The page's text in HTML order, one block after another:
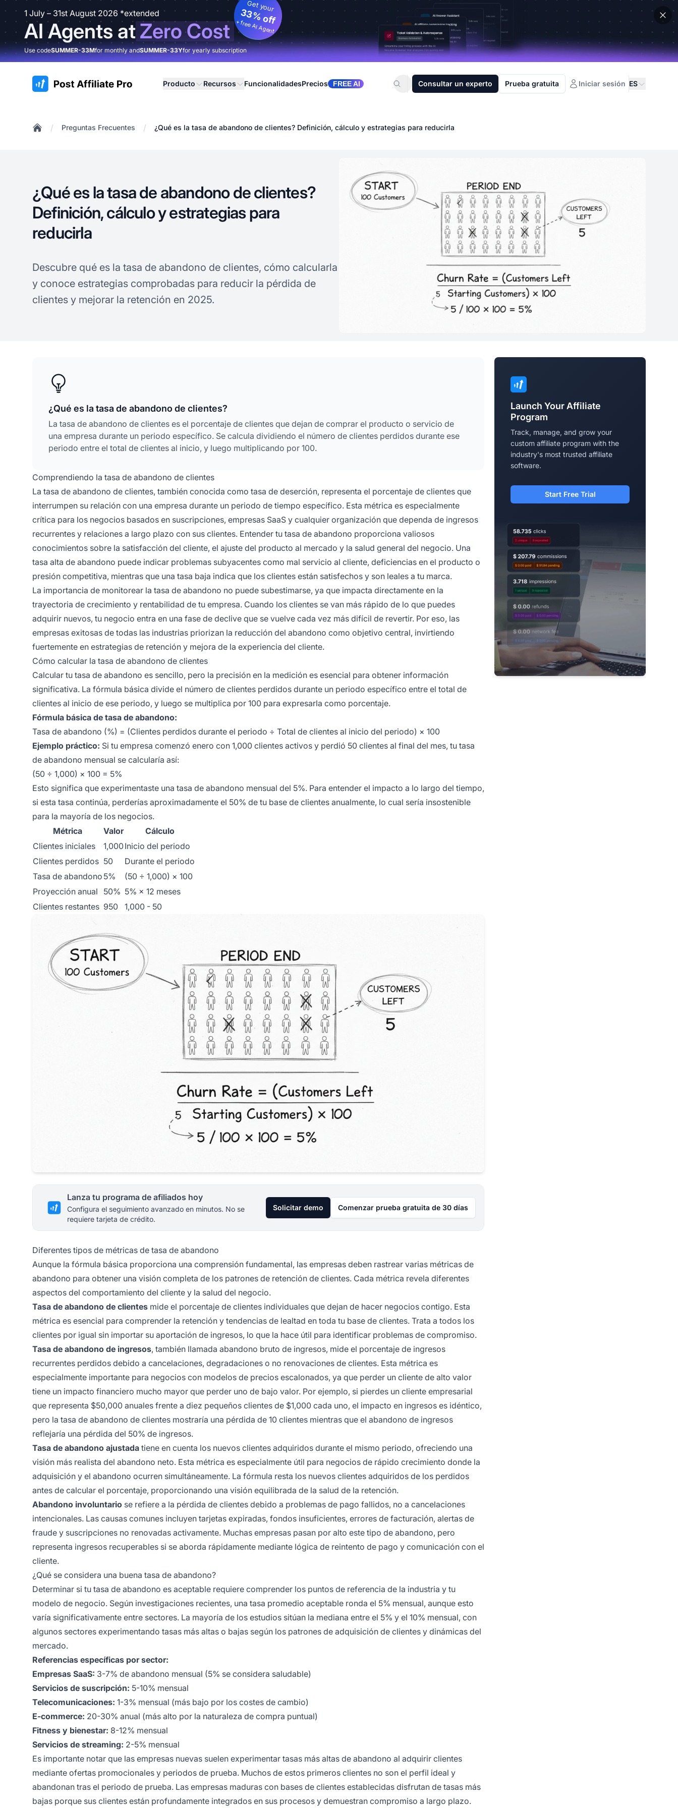
1 July – 31st August 2026 *extended
AI Agents atZero Cost
Get your
33% off
+ free AI Agent
Use codeSUMMER-33Mfor monthly andSUMMER-33Yfor yearly subscription
:site.title Producto Recursos FuncionalidadesPrecios FREE AI Consultar un experto Prueba gratuita Iniciar sesión ES
/ Preguntas Frecuentes / ¿Qué es la tasa de abandono de clientes? Definición, cálculo y estrategias para reducirla
¿Qué es la tasa de abandono de clientes?
Definición, cálculo y estrategias para
reducirla
Descubre qué es la tasa de abandono de clientes, cómo calcularla
y conoce estrategias comprobadas para reducir la pérdida de
clientes y mejorar la retención en 2025.
¿Qué es la tasa de abandono de clientes?
La tasa de abandono de clientes es el porcentaje de clientes que dejan de comprar el producto o servicio de
una empresa durante un periodo específico. Se calcula dividiendo el número de clientes perdidos durante ese
periodo entre el total de clientes al inicio, y luego multiplicando por 100.
Comprendiendo la tasa de abandono de clientes
La tasa de abandono de clientes, también conocida como tasa de deserción, representa el porcentaje de clientes que
interrumpen su relación con una empresa durante un periodo de tiempo específico. Esta métrica es especialmente
crítica para los negocios basados en suscripciones, empresas SaaS y cualquier organización que dependa de ingresos
recurrentes y relaciones a largo plazo con sus clientes. Entender tu tasa de abandono proporciona valiosos
conocimientos sobre la satisfacción del cliente, el ajuste del producto al mercado y la salud general del negocio. Una
tasa alta de abandono puede indicar problemas subyacentes como mal servicio al cliente, deficiencias en el producto o
presión competitiva, mientras que una tasa baja indica que los clientes están satisfechos y son leales a tu marca.
La importancia de monitorear la tasa de abandono no puede subestimarse, ya que impacta directamente en la
trayectoria de crecimiento y rentabilidad de tu empresa. Cuando los clientes se van más rápido de lo que puedes
adquirir nuevos, tu negocio entra en una fase de declive que se vuelve cada vez más difícil de revertir. Por eso, las
empresas exitosas de todas las industrias priorizan la reducción del abandono como objetivo central, invirtiendo
fuertemente en estrategias de retención y mejora de la experiencia del cliente.
Cómo calcular la tasa de abandono de clientes
Calcular tu tasa de abandono es sencillo, pero la precisión en la medición es esencial para obtener información
significativa. La fórmula básica divide el número de clientes perdidos durante un periodo específico entre el total de
clientes al inicio de ese periodo, y luego se multiplica por 100 para expresarla como porcentaje.
Fórmula básica de tasa de abandono:
Tasa de abandono (%) = (Clientes perdidos durante el periodo ÷ Total de clientes al inicio del periodo) × 100
Ejemplo práctico: Si tu empresa comenzó enero con 1,000 clientes activos y perdió 50 clientes al final del mes, tu tasa
de abandono mensual se calcularía así:
(50 ÷ 1,000) × 100 = 5%
Esto significa que experimentaste una tasa de abandono mensual del 5%. Para entender el impacto a lo largo del tiempo,
si esta tasa continúa, perderías aproximadamente el 50% de tu base de clientes anualmente, lo cual sería insostenible
para la mayoría de los negocios.
Métrica
Valor
Cálculo
Clientes iniciales
1,000 Inicio del periodo
Clientes perdidos 50
Durante el periodo
Tasa de abandono 5%
(50 ÷ 1,000) × 100
Proyección anual
50% 5% × 12 meses
Clientes restantes 950 1,000 - 50
Lanza tu programa de afiliados hoy
Configura el seguimiento avanzado en minutos. No se
requiere tarjeta de crédito.
Solicitar demo Comenzar prueba gratuita de 30 días
Diferentes tipos de métricas de tasa de abandono
Aunque la fórmula básica proporciona una comprensión fundamental, las empresas deben rastrear varias métricas de
abandono para obtener una visión completa de los patrones de retención de clientes. Cada métrica revela diferentes
aspectos del comportamiento del cliente y la salud del negocio.
Tasa de abandono de clientes mide el porcentaje de clientes individuales que dejan de hacer negocios contigo. Esta
métrica es esencial para comprender la retención y tendencias de lealtad en toda tu base de clientes. Trata a todos los
clientes por igual sin importar su aportación de ingresos, lo que la hace útil para identificar problemas de compromiso.
Tasa de abandono de ingresos, también llamada abandono bruto de ingresos, mide el porcentaje de ingresos
recurrentes perdidos debido a cancelaciones, degradaciones o no renovaciones de clientes. Esta métrica es
especialmente importante para negocios con modelos de precios escalonados, ya que perder un cliente de alto valor
tiene un impacto financiero mucho mayor que perder uno de bajo valor. Por ejemplo, si pierdes un cliente empresarial
que representa $50,000 anuales frente a diez pequeños clientes de $1,000 cada uno, el impacto en ingresos es idéntico,
pero la tasa de abandono de clientes mostraría una pérdida de 10 clientes mientras que el abandono de ingresos
reflejaría una pérdida del 50% de ingresos.
Tasa de abandono ajustada tiene en cuenta los nuevos clientes adquiridos durante el mismo periodo, ofreciendo una
visión más realista del abandono neto. Esta métrica es especialmente útil para negocios de rápido crecimiento donde la
adquisición y el abandono ocurren simultáneamente. La fórmula resta los nuevos clientes adquiridos de los perdidos
antes de calcular el porcentaje, proporcionando una visión equilibrada de la salud de la retención.
Abandono involuntario se refiere a la pérdida de clientes debido a problemas de pago fallidos, no a cancelaciones
intencionales. Las causas comunes incluyen tarjetas expiradas, fondos insuficientes, errores de facturación, alertas de
fraude y suscripciones no renovadas activamente. Muchas empresas pasan por alto este tipo de abandono, pero
representa ingresos recuperables si se aborda rápidamente mediante lógica de reintento de pago y comunicación con el
cliente.
¿Qué se considera una buena tasa de abandono?
Determinar si tu tasa de abandono es aceptable requiere comprender los puntos de referencia de la industria y tu
modelo de negocio. Según investigaciones recientes, una tasa promedio aceptable ronda el 5% mensual, aunque esto
varía significativamente entre sectores. La mayoría de los estudios sitúan la mediana entre el 5% y el 10% mensual, con
algunos sectores experimentando tasas más altas o bajas según los patrones de adquisición de clientes y dinámicas del
mercado.
Referencias específicas por sector:
Empresas SaaS: 3-7% de abandono mensual (5% se considera saludable)
Servicios de suscripción: 5-10% mensual
Telecomunicaciones: 1-3% mensual (más bajo por los costes de cambio)
E-commerce: 20-30% anual (más alto por la naturaleza de compra puntual)
Fitness y bienestar: 8-12% mensual
Servicios de streaming: 2-5% mensual
Es importante notar que las empresas nuevas suelen experimentar tasas más altas de abandono al adquirir clientes
mediante ofertas promocionales y periodos de prueba. Muchos de estos primeros clientes no son el perfil ideal y
abandonan tras el periodo de prueba. Las empresas maduras con bases de clientes establecidas disfrutan de tasas más
bajas porque sus clientes están profundamente integrados en sus procesos y demuestran compromiso a largo plazo.
Launch Your Affiliate
Program
Track, manage, and grow your
custom affiliate program with the
industry's most trusted affiliate
software.
Start Free Trial